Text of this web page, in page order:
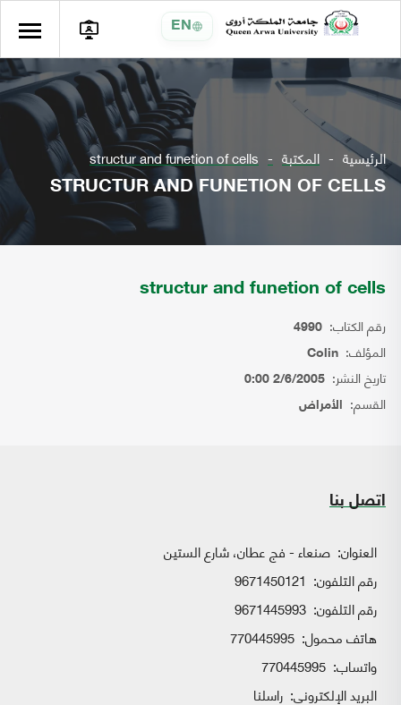
EN
الرئيسية المكتبة structur and funetion of cells
STRUCTUR AND FUNETION OF CELLS
structur and funetion of cells
رقم الكتاب: 4990
المؤلف: Colin
تاريخ النشر: 2/6/2005 0:00
القسم: الأمراض
اتصل بنا
العنوان: صنعاء - فج عطان، شارع الستين
رقم التلفون: 9671450121
رقم التلفون: 9671445993
هاتف محمول: 770445995
واتساب:
البريد الإلكتروني: راسلنا